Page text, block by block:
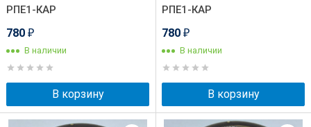
РПЕ1-КАР
780 ₽
В наличии
В корзину
РПЕ1-КАР
780 ₽
В наличии
В корзину